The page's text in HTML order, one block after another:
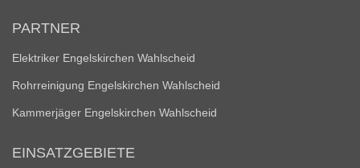
PARTNER
Elektriker Engelskirchen Wahlscheid
Rohrreinigung Engelskirchen Wahlscheid
Kammerjäger Engelskirchen Wahlscheid
EINSATZGEBIETE